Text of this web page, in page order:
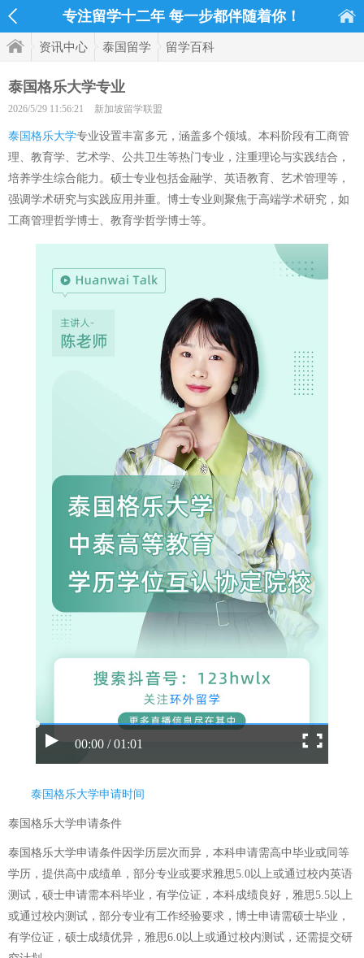
专注留学十二年 每一步都伴随着你！
资讯中心 泰国留学 留学百科
泰国格乐大学专业
2026/5/29 11:56:21 新加坡留学联盟
泰国格乐大学专业设置丰富多元，涵盖多个领域。本科阶段有工商管
理、教育学、艺术学、公共卫生等热门专业，注重理论与实践结合，
培养学生综合能力。硕士专业包括金融学、英语教育、艺术管理等，
强调学术研究与实践应用并重。博士专业则聚焦于高端学术研究，如
工商管理哲学博士、教育学哲学博士等。
00:00 / 01:01
泰国格乐大学申请时间
泰国格乐大学申请条件
泰国格乐大学申请条件因学历层次而异，本科申请需高中毕业或同等
学历，提供高中成绩单，部分专业或要求雅思5.0以上或通过校内英语
测试，硕士申请需本科毕业，有学位证，本科成绩良好，雅思5.5以上
或通过校内测试，部分专业有工作经验要求，博士申请需硕士毕业，
有学位证，硕士成绩优异，雅思6.0以上或通过校内测试，还需提交研